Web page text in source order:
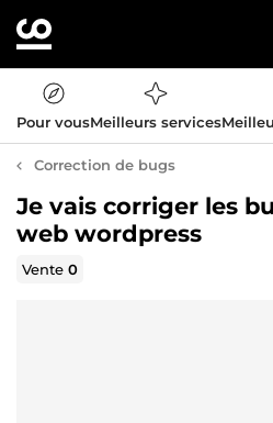
Pour vousMeilleurs services
Correction de bugs
Je vais corriger les
web wordpress
Vente0